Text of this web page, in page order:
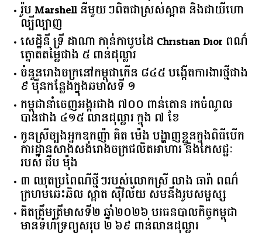
រ៉ូប Marshell នីមួយៗពិតជាស្រស់ស្អាត និងជាយីហោ
ល្បីល្បាញ
សេដ្ឋិនី ទ្រី ដាណា កាន់កាបូបដៃ Christian Dior ពណ៌
ត្នោតតម្លៃជាង ៥ ពាន់ដុល្លារ
ចំនួន​រោងចក្រ​នៅ​កម្ពុជា​កើន​ ​៨៤៥​ ​បង្កើត​ការងារ​ថ្មី​ជាង​
​៩​ ​ម៉ឺន​កន្លែង​ក្នុង​ឆមាស​ទី ​១​
កម្ពុជានាំចេញអង្ករជាង ៧០០ ពាន់តោន រកចំណូល
បានជាង ៤១៥ លានដុល្លារ ក្នុង ៧ ខែ
កូនស្រីច្បងអ្នកឧកញ៉ា គិត ម៉េង បង្ហាញខ្លួនក្នុងពិធីបើក
ការដ្ឋានសាងសង់រោងចក្រផលិតអាហារ និងភេសជ្ជៈ
របស់ ជីប ម៉ុង
៣ ឈុតប្រពៃណីថ្មីៗរបស់លោកស្រី លាង ធារ៉ា ពណ៌
ក្រហមឆេះឆិល ស្អាត ​ស៊ីវិល័យ សមនឹងរូបសម្ផស្ស
គិត​ត្រឹមត្រីមាស​ទី​២​ ​ឆ្នាំ​២០២៦​ បរធន​បាលកិច្ច​កម្ពុជា​ ​
មាន​ទំហំ​ទ្រព្យ​សរុប​ ​២.៦៩​ ​ពាន់លាន​ដុល្លារ​